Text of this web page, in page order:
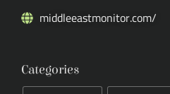
middleeastmonitor.com/
Categories